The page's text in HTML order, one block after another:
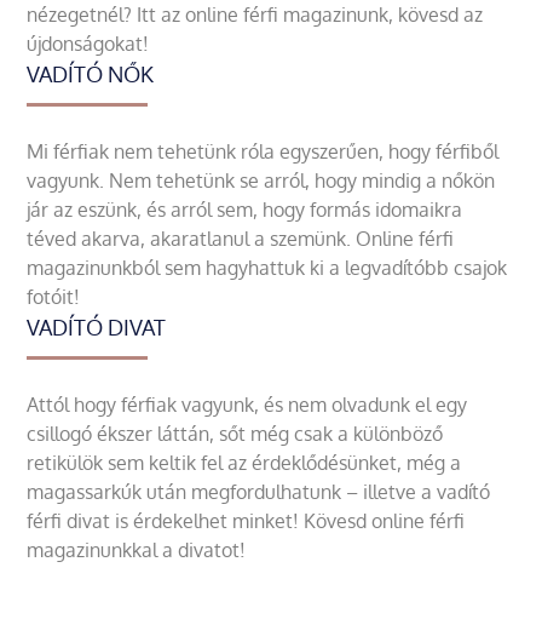
nézegetnél? Itt az online férfi magazinunk, kövesd az
újdonságokat!
VADÍTÓ NŐK
Mi férfiak nem tehetünk róla egyszerűen, hogy férfiből
vagyunk. Nem tehetünk se arról, hogy mindig a nőkön
jár az eszünk, és arról sem, hogy formás idomaikra
téved akarva, akaratlanul a szemünk. Online férfi
magazinunkból sem hagyhattuk ki a legvadítóbb csajok
fotóit!
VADÍTÓ DIVAT
Attól hogy férfiak vagyunk, és nem olvadunk el egy
csillogó ékszer láttán, sőt még csak a különböző
retikülök sem keltik fel az érdeklődésünket, még a
magassarkúk után megfordulhatunk – illetve a vadító
férfi divat is érdekelhet minket! Kövesd online férfi
magazinunkkal a divatot!